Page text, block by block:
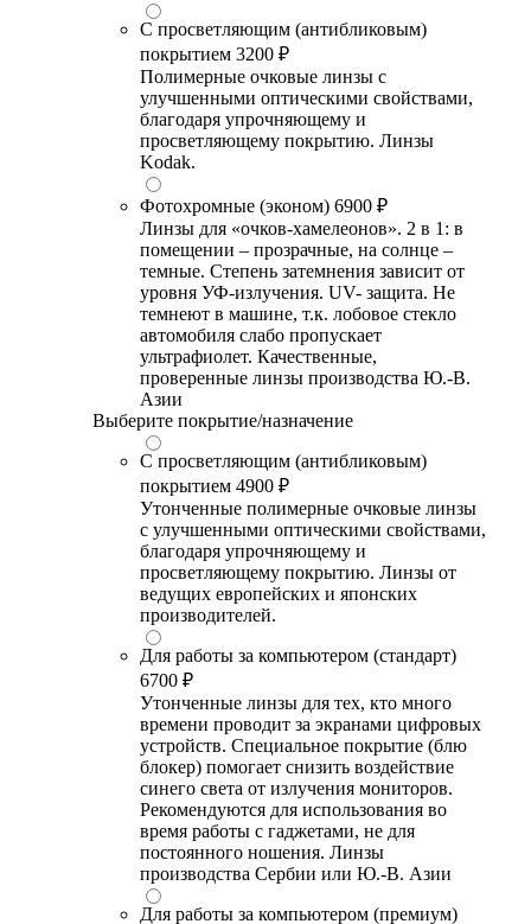
С просветляющим (антибликовым)
покрытием 3200 ₽
Полимерные очковые линзы с
улучшенными оптическими свойствами,
благодаря упрочняющему и
просветляющему покрытию. Линзы
Kodak.
Фотохромные (эконом) 6900 ₽
Линзы для «очков-хамелеонов». 2 в 1: в
помещении – прозрачные, на солнце –
темные. Степень затемнения зависит от
уровня УФ-излучения. UV- защита. Не
темнеют в машине, т.к. лобовое стекло
автомобиля слабо пропускает
ультрафиолет. Качественные,
проверенные линзы производства Ю.-В.
Азии
Выберите покрытие/назначение
С просветляющим (антибликовым)
покрытием 4900 ₽
Утонченные полимерные очковые линзы
с улучшенными оптическими свойствами,
благодаря упрочняющему и
просветляющему покрытию. Линзы от
ведущих европейских и японских
производителей.
Для работы за компьютером (стандарт)
6700 ₽
Утонченные линзы для тех, кто много
времени проводит за экранами цифровых
устройств. Специальное покрытие (блю
блокер) помогает снизить воздействие
синего света от излучения мониторов.
Рекомендуются для использования во
время работы с гаджетами, не для
постоянного ношения. Линзы
производства Сербии или Ю.-В. Азии
Для работы за компьютером (премиум)